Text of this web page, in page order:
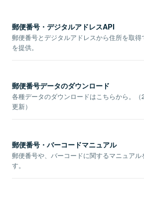
郵便番号・デジタルアドレスAPI
郵便番号とデジタルアドレスから住所を取得
を提供。
郵便番号データのダウンロード
各種データのダウンロードはこちらから。（
更新）
郵便番号・バーコードマニュアル
郵便番号や、バーコードに関するマニュアル
す。